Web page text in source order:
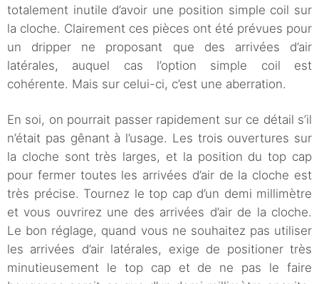
totalement inutile d’avoir une position simple coil sur
la cloche. Clairement ces pièces ont été prévues pour
un dripper ne proposant que des arrivées d’air
latérales, auquel cas l’option simple coil est
cohérente. Mais sur celui-ci, c’est une aberration.
En soi, on pourrait passer rapidement sur ce détail s’il
n’était pas gênant à l’usage. Les trois ouvertures sur
la cloche sont très larges, et la position du top cap
pour fermer toutes les arrivées d’air de la cloche est
très précise. Tournez le top cap d’un demi millimètre
et vous ouvrirez une des arrivées d’air de la cloche.
Le bon réglage, quand vous ne souhaitez pas utiliser
les arrivées d’air latérales, exige de positioner très
minutieusement le top cap et de ne pas le faire